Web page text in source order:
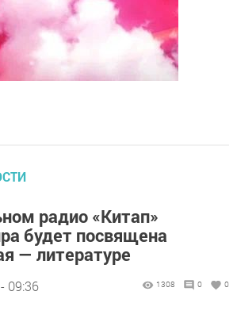
радио «Китап»
будет посвящена
— литературе
09:36 1308 0 0